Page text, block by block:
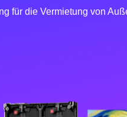
für die Vermietung von